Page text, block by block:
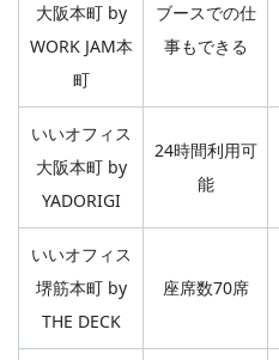
大阪本町 by
WORK JAM本
町
ブースでの仕
事もできる
いいオフィス
大阪本町 by
YADORIGI
24時間利用可
能
いいオフィス
堺筋本町 by
THE DECK
座席数70席